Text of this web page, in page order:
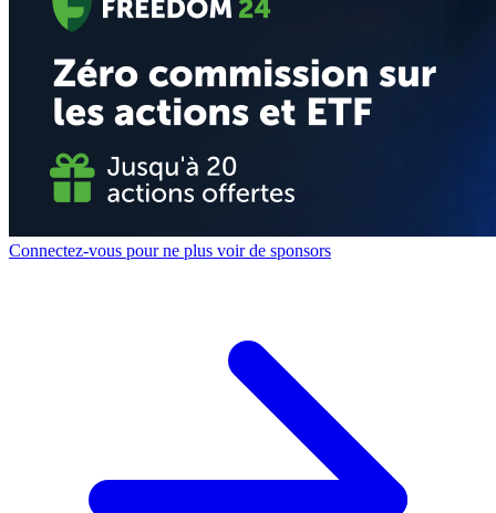
Connectez-vous pour ne plus voir de sponsors